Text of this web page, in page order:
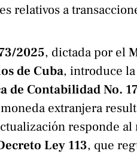
relativos a
2025, dictada por el
de Cuba, introduce
de Contabilidad No.
extranjera
responde
Ley 113, que